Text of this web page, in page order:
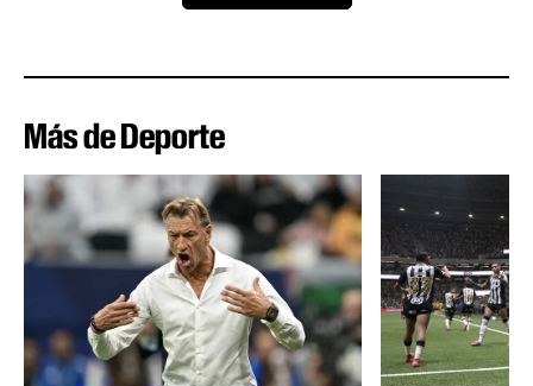
Más de Deporte